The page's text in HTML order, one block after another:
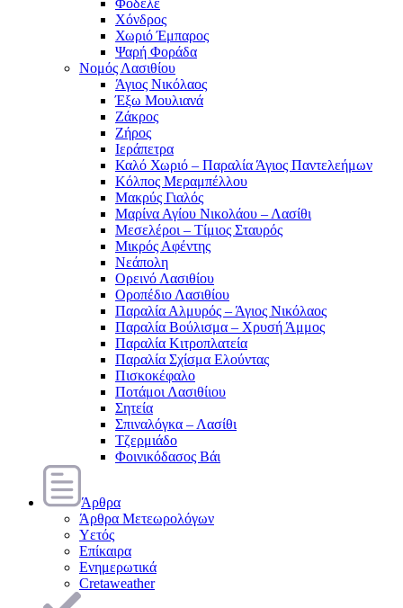
Φόδελε
Χόνδρος
Χωριό Έμπαρος
Ψαρή Φοράδα
Νομός Λασιθίου
Άγιος Νικόλαος
Έξω Μουλιανά
Ζάκρος
Ζήρος
Ιεράπετρα
Καλό Χωριό – Παραλία Άγιος Παντελεήμων
Κόλπος Μεραμπέλλου
Μακρύς Γιαλός
Μαρίνα Αγίου Νικολάου – Λασίθι
Μεσελέροι – Τίμιος Σταυρός
Μικρός Αφέντης
Νεάπολη
Ορεινό Λασιθίου
Οροπέδιο Λασιθίου
Παραλία Αλμυρός – Άγιος Νικόλαος
Παραλία Βούλισμα – Χρυσή Άμμος
Παραλία Κιτροπλατεία
Παραλία Σχίσμα Ελούντας
Πισκοκέφαλο
Ποτάμοι Λασιθίιου
Σητεία
Σπιναλόγκα – Λασίθι
Τζερμιάδο
Φοινικόδασος Βάι
Άρθρα
Άρθρα Μετεωρολόγων
Υετός
Επίκαιρα
Ενημερωτικά
Cretaweather